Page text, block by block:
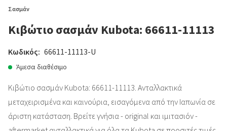
Σασμάν
Κιβώτιο σασμάν Kubota: 66611-11113
Κωδικός: 66611-11113-U
Άμεσα διαθέσιμο
Κιβώτιο σασμάν Kubota: 66611-11113. Ανταλλακτικά
μεταχειρισμένα και καινούρια, εισαγόμενα από την Ιαπωνία σε
άριστη κατάσταση. Βρείτε γνήσια - original και ιμιτασιόν -